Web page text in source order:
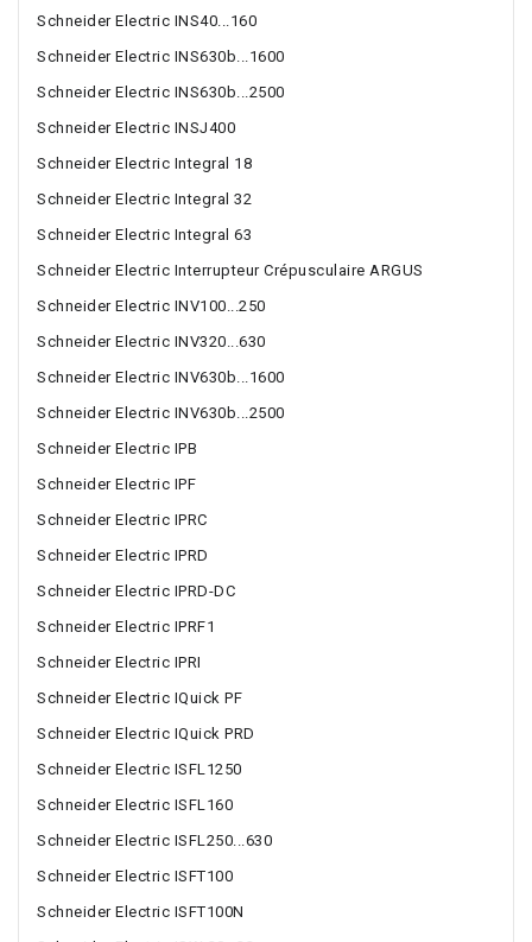
Schneider Electric INS40...160
Schneider Electric INS630b...1600
Schneider Electric INS630b...2500
Schneider Electric INSJ400
Schneider Electric Integral 18
Schneider Electric Integral 32
Schneider Electric Integral 63
Schneider Electric Interrupteur Crépusculaire ARGUS
Schneider Electric INV100...250
Schneider Electric INV320...630
Schneider Electric INV630b...1600
Schneider Electric INV630b...2500
Schneider Electric IPB
Schneider Electric IPF
Schneider Electric IPRC
Schneider Electric IPRD
Schneider Electric IPRD-DC
Schneider Electric IPRF1
Schneider Electric IPRI
Schneider Electric IQuick PF
Schneider Electric IQuick PRD
Schneider Electric ISFL1250
Schneider Electric ISFL160
Schneider Electric ISFL250...630
Schneider Electric ISFT100
Schneider Electric ISFT100N